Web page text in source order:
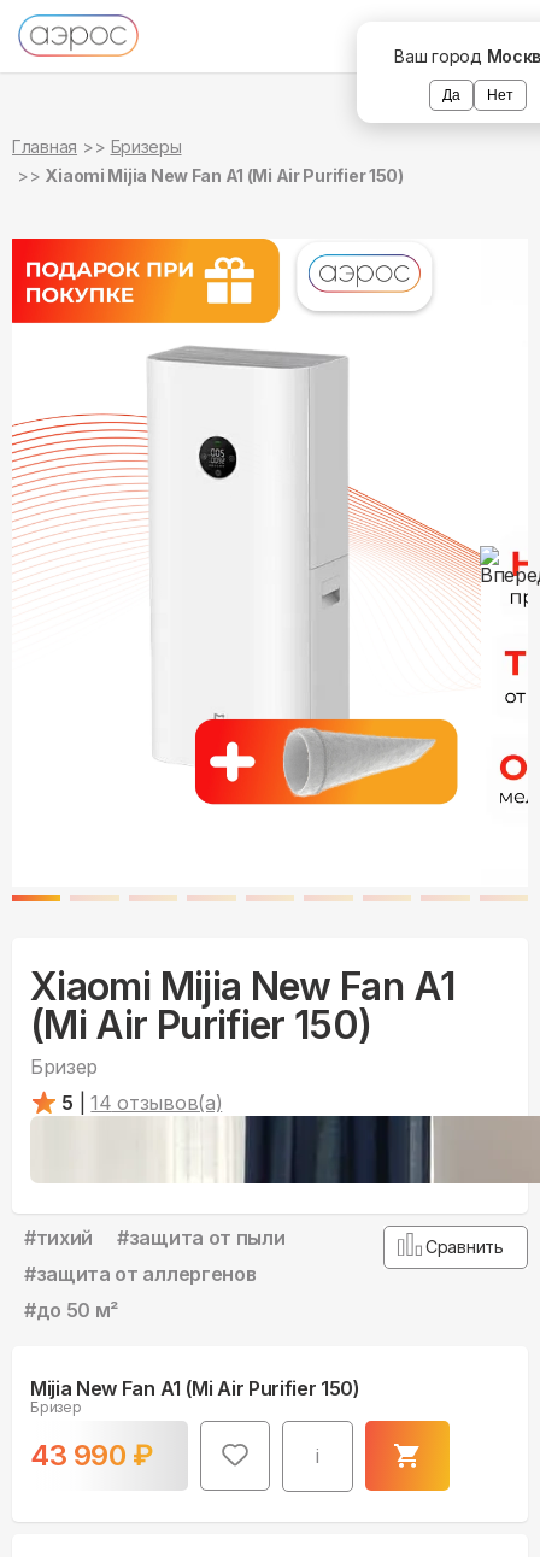
Ваш город
Да Нет
Главная
Бризеры
Xiaomi Mijia New Fan A1 (Mi Air Purifier 150)
Xiaomi Mijia New Fan A1
(Mi Air Purifier 150)
Бризер
5
14 отзывов(а)
#тихий #защита от пыли
#защита от аллергенов
#до 50 м²
Сравнить
Mijia New Fan A1 (Mi Air Purifier 150)
Бризер
43 990 ₽ i
в наличии